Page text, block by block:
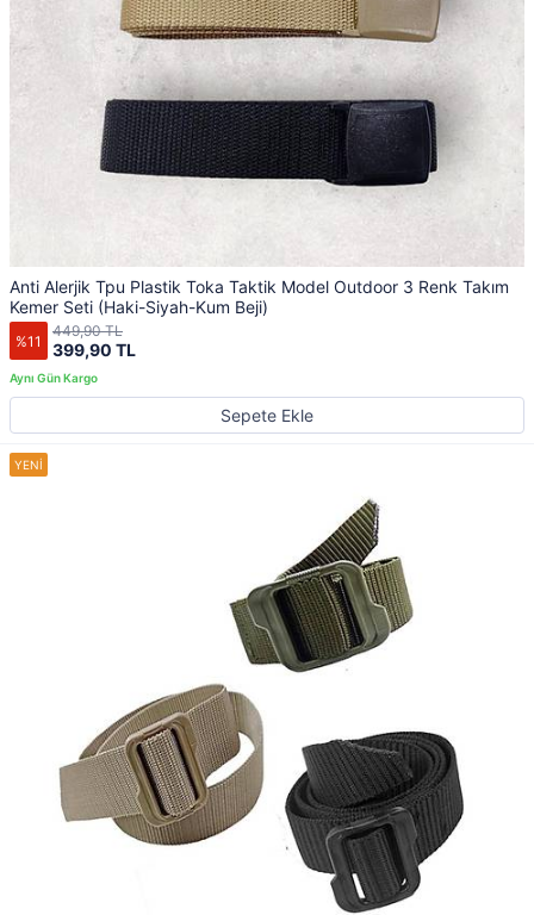
Anti Alerjik Tpu Plastik Toka Taktik Model Outdoor 3 Renk Takım
Kemer Seti (Haki-Siyah-Kum Beji)
%11 399,90 TL
449,90 TL
Sepete Ekle